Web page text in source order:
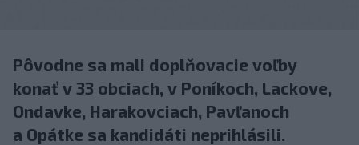
Pôvodne sa mali doplňovacie voľby
konať v 33 obciach, v Poníkoch, Lackove,
Ondavke, Harakovciach, Pavľanoch
a Opátke sa kandidáti neprihlásili.